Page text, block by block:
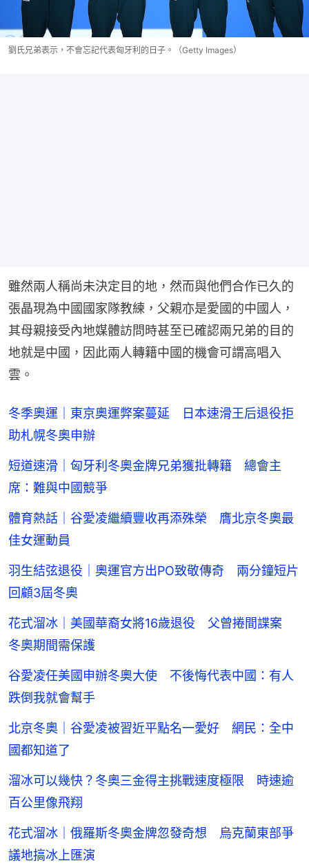
劉氏兄弟表示，不會忘記代表匈牙利的日子。（Getty Images）
雖然兩人稱尚未決定目的地，然而與他們合作已久的
張晶現為中國國家隊教練，父親亦是愛國的中國人，
其母親接受內地媒體訪問時甚至已確認兩兄弟的目的
地就是中國，因此兩人轉籍中國的機會可謂高唱入
雲。
冬季奧運｜東京奧運弊案蔓延 日本速滑王后退役拒
助札幌冬奧申辦
短道速滑｜匈牙利冬奧金牌兄弟獲批轉籍 總會主
席：難與中國競爭
體育熱話｜谷愛凌繼續豐收再添殊榮 膺北京冬奧最
佳女運動員
羽生結弦退役｜奧運官方出PO致敬傳奇 兩分鐘短片
回顧3屆冬奧
花式溜冰｜美國華裔女將16歲退役 父曾捲間諜案
冬奧期間需保護
谷愛凌任美國申辦冬奧大使 不後悔代表中國：有人
跌倒我就會幫手
北京冬奧｜谷愛凌被習近平點名一愛好 網民：全中
國都知道了
溜冰可以幾快？冬奧三金得主挑戰速度極限 時速逾
百公里像飛翔
花式溜冰｜俄羅斯冬奧金牌忽發奇想 烏克蘭東部爭
議地搞冰上匯演